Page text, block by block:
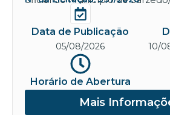
Data de Publicação
05/08/2026 10/
Horário de Abertura
Mais